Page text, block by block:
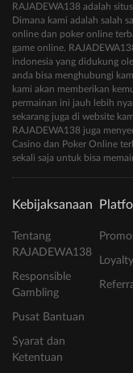
RAJADEWA138 adalah
Dimana kami adalah salah
online dan poker online
game online.
indonesia yang didukung
anda bisa menghubungi
kami akan memberikan
permainan ini jauh lebih
sekarang juga di website
RAJADEWA138 juga
Casino dan Poker Online
sekali saja untuk bisa
Kebijaksanaan
Tentang
RAJADEWA138
Responsible
Gambling
Pusat Bantuan
Syarat dan
Ketentuan
Loyalty